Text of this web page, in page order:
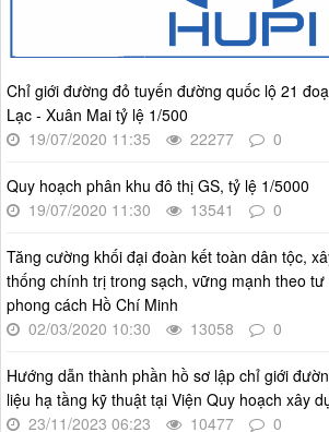
Thời gian đăng: 25/08/2025
55-KH/ĐU
Kế hoạch Triển khai Phong trào "Bình dân
Thời gian đăng: 02/06/2025
lượt xem: 627 | lượt tải:268
Số 27/UBND-ĐT
19/11/2024 của Hội đồng nhân dân Thành
Thời gian đăng: 08/01/2025
lượt xem: 952 | lượt tải:404
Chỉ giới đường đỏ tuyến đường quốc lộ 21
Lạc - Xuân Mai tỷ lệ 1/500
19/07/2020 11:35
22277 0
Quy hoạch phân khu đô thị GS, tỷ lệ 1/5000
19/07/2020 11:30
13541 0
Tăng cường khối đại đoàn kết toàn dân tộc,
thống chính trị trong sạch, vững mạnh theo
phong cách Hồ Chí Minh
02/03/2020 10:30
13058 0
Hướng dẫn thành phần hồ sơ lập chỉ giới
liệu hạ tầng kỹ thuật tại Viện Quy hoạch xây
23/11/2023 06:23
10477 0